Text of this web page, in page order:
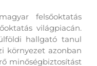
felsőoktatás
világpiacán.
hallgató tanul
környezet azonban
minőségbiztosítást